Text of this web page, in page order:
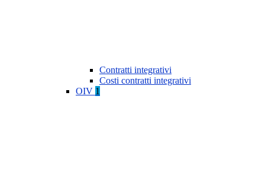
Contratti integrativi
Costi contratti integrativi
OIV 1